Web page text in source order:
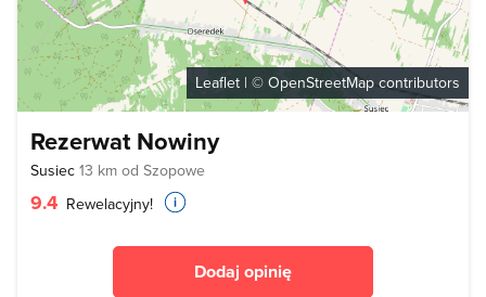
Leaflet | © OpenStreetMap contributors
Rezerwat Nowiny
Susiec 13 km od Szopowe
9.4 Rewelacyjny!
Dodaj opinię